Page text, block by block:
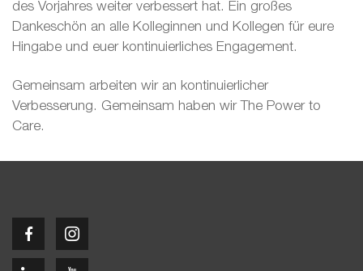
des Vorjahres weiter verbessert hat. Ein großes
Dankeschön an alle Kolleginnen und Kollegen für eure
Hingabe und euer kontinuierliches Engagement.
Gemeinsam arbeiten wir an kontinuierlicher
Verbesserung. Gemeinsam haben wir The Power to
Care.